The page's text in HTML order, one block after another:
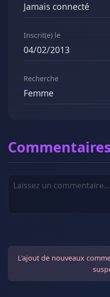
Jamais connecté
Inscrit(e) le
04/02/2013
Recherche
Femme
L'ajout de nouveaux